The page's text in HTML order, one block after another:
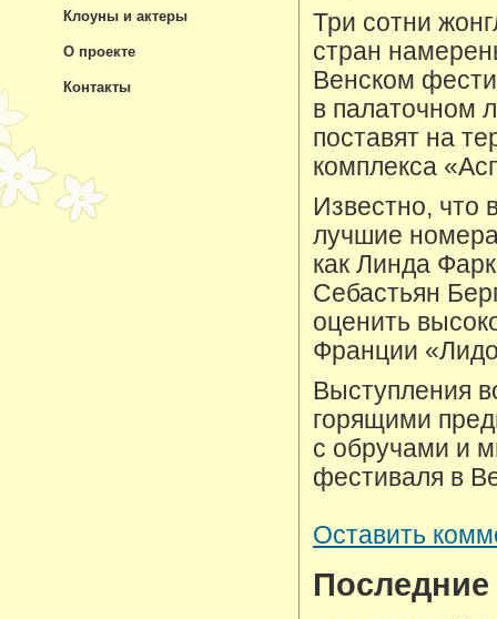
Три сотни
стран
Венском
в палаточном
поставят на
комплекса
Известно, что
лучшие
как Линда
Себастьян
оценить
Франции
Выступления
горящими
с обручами и
фестиваля в
Оставить
Клоуны и актеры
О проекте
Контакты